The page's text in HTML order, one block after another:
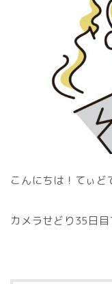
こんにちは！てぃど
カメラせどり35日